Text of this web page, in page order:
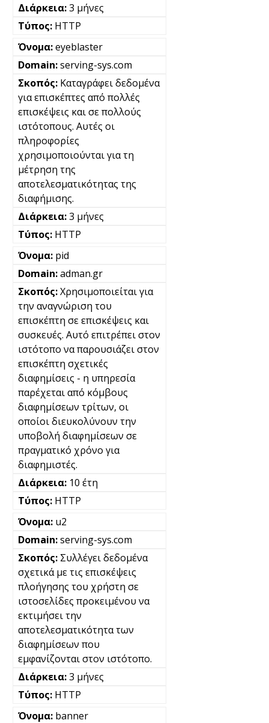
3 μήνες
HTTP
eyeblaster
serving-sys.com
Καταγράφει δεδομένα
για επισκέπτες από πολλές
επισκέψεις και σε πολλούς
ιστότοπους. Αυτές οι
πληροφορίες
χρησιμοποιούνται για τη
μέτρηση της
αποτελεσματικότητας της
διαφήμισης.
3 μήνες
HTTP
pid
adman.gr
Χρησιμοποιείται για
την αναγνώριση του
επισκέπτη σε επισκέψεις και
συσκευές. Αυτό επιτρέπει στον
ιστότοπο να παρουσιάζει στον
επισκέπτη σχετικές
διαφημίσεις - η υπηρεσία
παρέχεται από κόμβους
διαφημίσεων τρίτων, οι
οποίοι διευκολύνουν την
υποβολή διαφημίσεων σε
πραγματικό χρόνο για
διαφημιστές.
10 έτη
HTTP
u2
serving-sys.com
Συλλέγει δεδομένα
σχετικά με τις επισκέψεις
πλοήγησης του χρήστη σε
ιστοσελίδες προκειμένου να
εκτιμήσει την
αποτελεσματικότητα των
διαφημίσεων που
εμφανίζονται στον ιστότοπο.
3 μήνες
HTTP
banner